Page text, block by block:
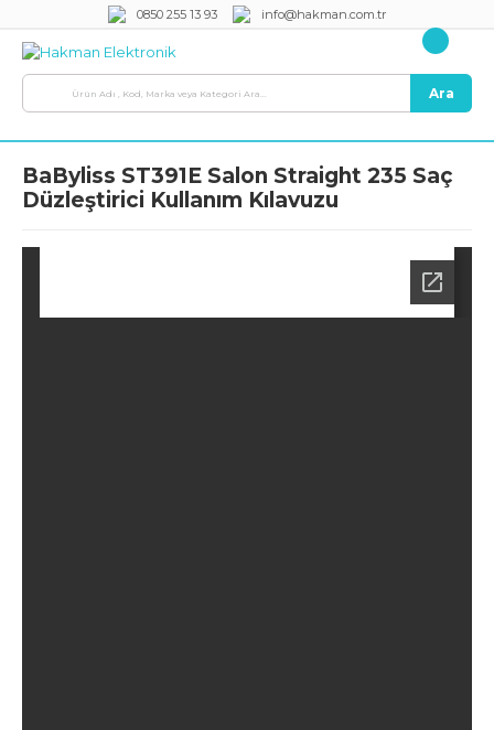
0850 255 13 93 info@hakman.com.tr
Ara
BaByliss ST391E Salon Straight 235 Saç
Düzleştirici Kullanım Kılavuzu